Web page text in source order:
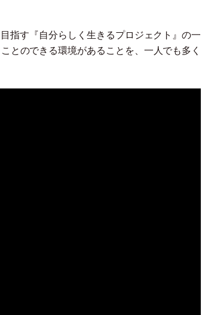
指す『自分らしく生きるプロジェクト』の一
とのできる環境があることを、一人でも多く